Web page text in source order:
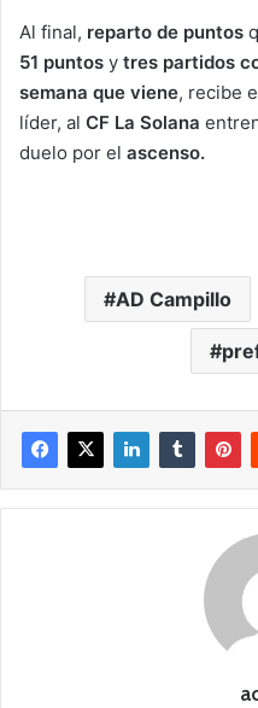
Al final, reparto de puntos
51 puntos y tres partidos
semana que viene, recibe
líder, al CF La Solana
duelo por el ascenso.
AD Campillo